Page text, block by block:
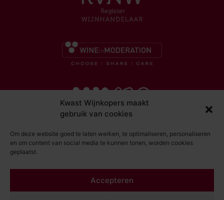
Kwast Wijnkopers maakt
gebruik van cookies
Om deze website goed te laten werken, te optimaliseren, personaliseren
en om content van social media te kunnen tonen, worden cookies
geplaatst.
Accepteren
DISCLAIMER